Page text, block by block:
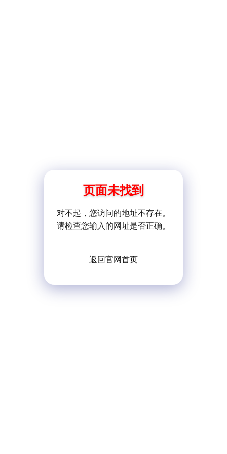
页面未找到
对不起，您访问的地址不存在。
请检查您输入的网址是否正确。
返回官网首页